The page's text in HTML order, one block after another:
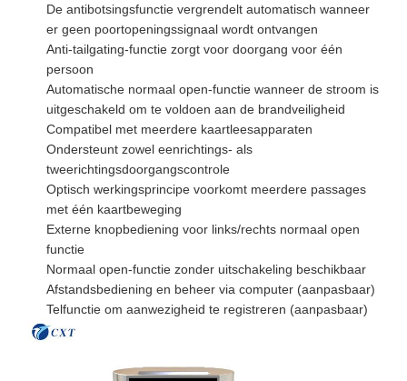
Producten Over Ons
De antibotsingsfunctie vergrendelt automatisch wanneer
er geen poortopeningssignaal wordt ontvangen
Anti-tailgating-functie zorgt voor doorgang voor één
persoon
Automatische normaal open-functie wanneer de stroom is
uitgeschakeld om te voldoen aan de brandveiligheid
Compatibel met meerdere kaartleesapparaten
Ondersteunt zowel eenrichtings- als
tweerichtingsdoorgangscontrole
Optisch werkingsprincipe voorkomt meerdere passages
met één kaartbeweging
Externe knopbediening voor links/rechts normaal open
functie
Normaal open-functie zonder uitschakeling beschikbaar
Afstandsbediening en beheer via computer (aanpasbaar)
Telfunctie om aanwezigheid te registreren (aanpasbaar)